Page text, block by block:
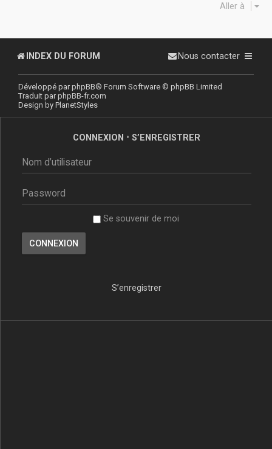
Aller à
INDEX DU FORUM Nous contacter
Développé parphpBB® Forum Software © phpBB Limited
Traduit parphpBB-fr.com
Design by PlanetStyles
CONNEXION • S’ENREGISTRER
Se souvenir de moi
S’enregistrer